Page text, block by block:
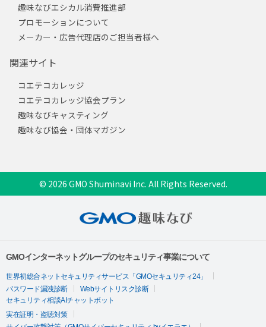
趣味なびエシカル消費推進部
プロモーションについて
メーカー・広告代理店のご担当者様へ
関連サイト
コエテコカレッジ
コエテコカレッジ協会プラン
趣味なびキャスティング
趣味なび協会・団体マガジン
© 2026 GMO Shuminavi Inc. All Rights Reserved.